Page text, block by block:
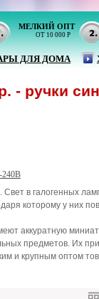
МЕЛКИЙ ОПТ
ОТ 10 000 Р
ДЛЯ ДОМА
синие
240В
в галогенных
которому у них
аккуратную
предметов. Их
и крупным оптом